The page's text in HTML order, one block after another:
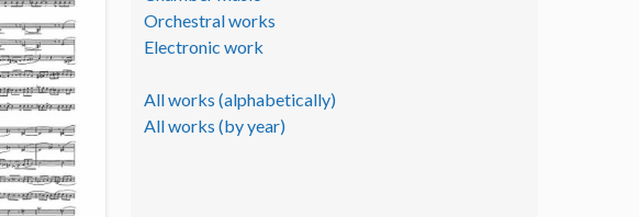
Orchestral works
Electronic work
All works (alphabetically)
All works (by year)